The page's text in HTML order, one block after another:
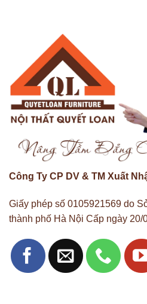
Công Ty CP DV & TM Xuất
Giấy phép số 0105921569 do
thành phố Hà Nội Cấp ngày 20/